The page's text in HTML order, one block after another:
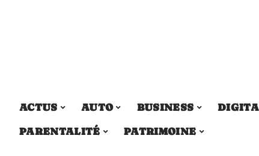
ACTUS AUTO BUSINESS
PARENTALITÉ
PATRIMOINE